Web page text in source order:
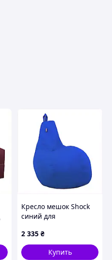
Кресло мешок Shock
синий для
P6538B066
2 335 ₴
Купить